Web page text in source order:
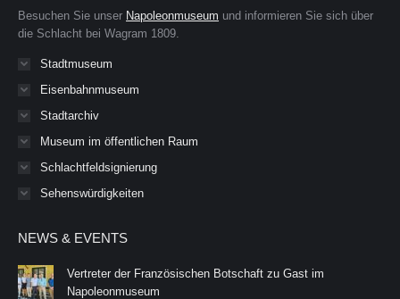
window
new
window
Besuchen Sie unser Napoleonmuseum und informieren Sie sich über
die Schlacht bei Wagram 1809.
Stadtmuseum
Eisenbahnmuseum
Stadtarchiv
Museum im öffentlichen Raum
Schlachtfeldsignierung
Sehenswürdigkeiten
NEWS & EVENTS
Vertreter der Französischen Botschaft zu Gast im
Napoleonmuseum